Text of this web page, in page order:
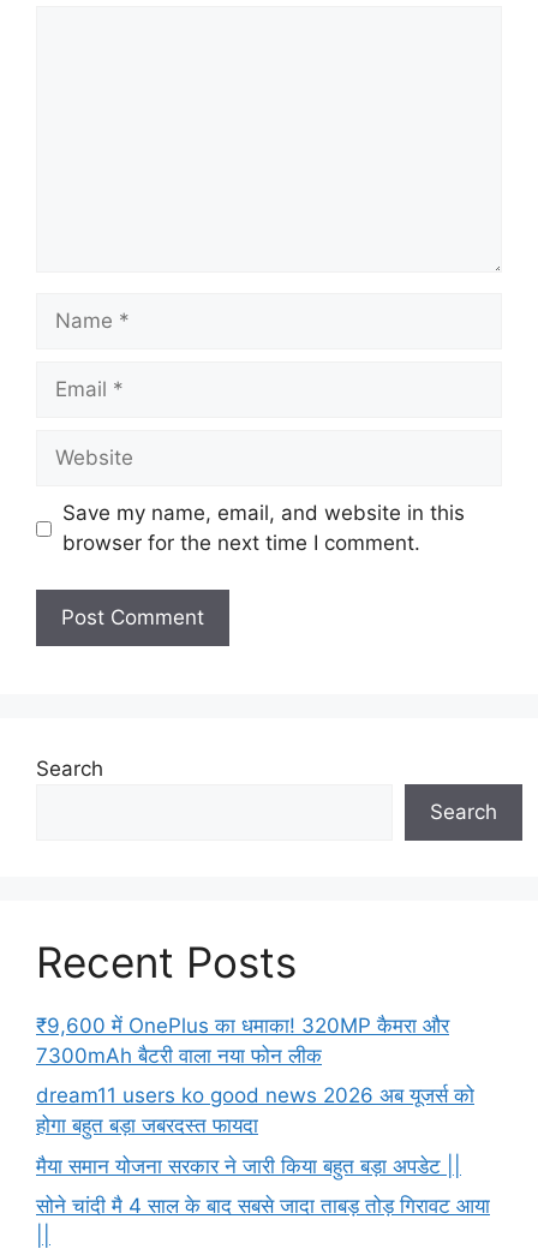
Name
Email
Website
Save my name, email, and website in this
browser for the next time I comment.
Search
Search
Recent Posts
₹9,600 में OnePlus का धमाका! 320MP कैमरा और
7300mAh बैटरी वाला नया फोन लीक
dream11 users ko good news 2026 अब यूजर्स को
होगा बहुत बड़ा जबरदस्त फायदा
मैया समान योजना सरकार ने जारी किया बहुत बड़ा अपडेट ||
सोने चांदी मै 4 साल के बाद सबसे जादा ताबड़ तोड़ गिरावट आया